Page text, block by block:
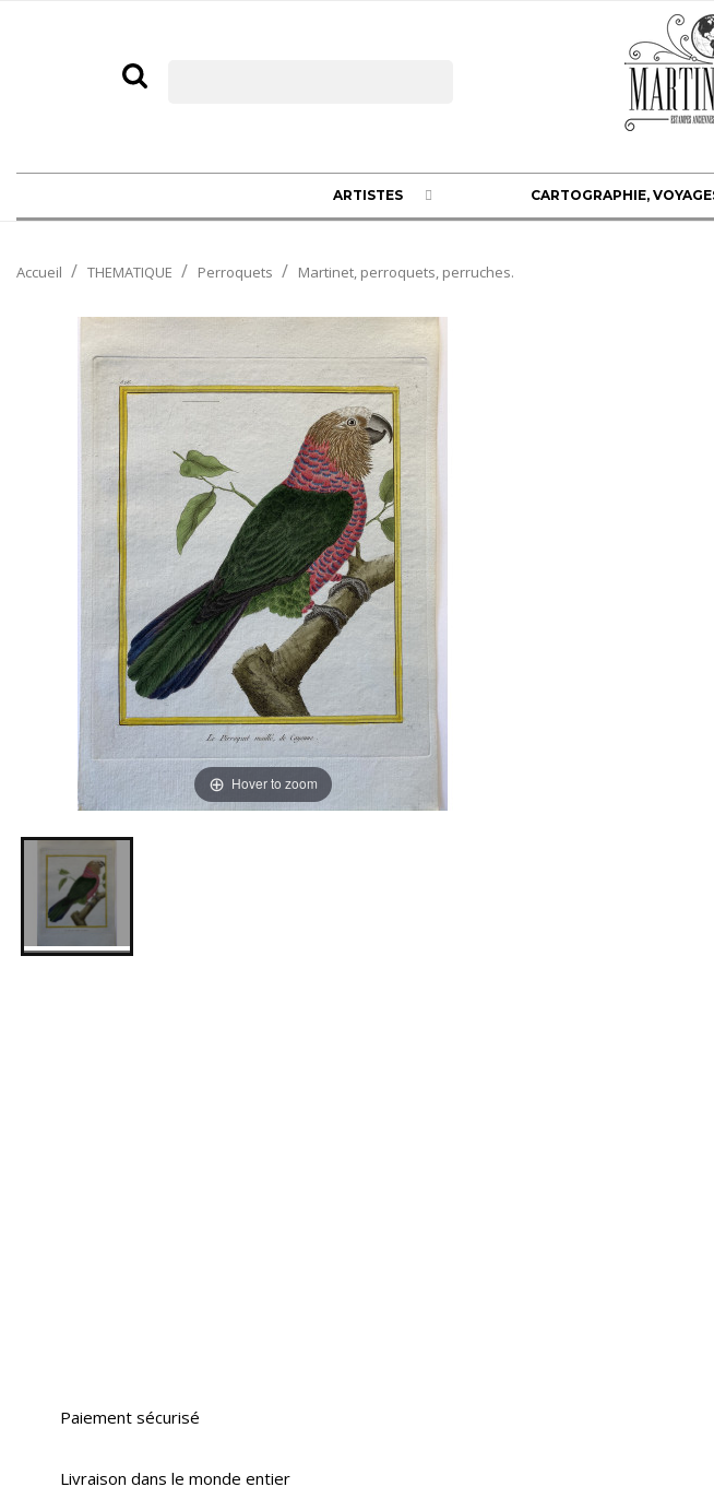
ARTISTES CARTOGRAPHIE,
Accueil THEMATIQUE Perroquets Martinet, perroquets, perruches.
Hover to zoom
Paiement sécurisé
Livraison dans le monde entier